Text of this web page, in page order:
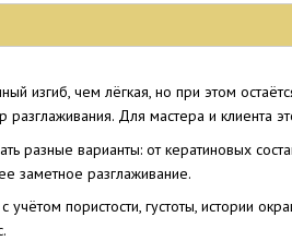
изгиб, чем лёгкая, но при этом
Для мастера и клиента
разные варианты: от кератиновых
заметное разглаживание.
пористости, густоты, истории